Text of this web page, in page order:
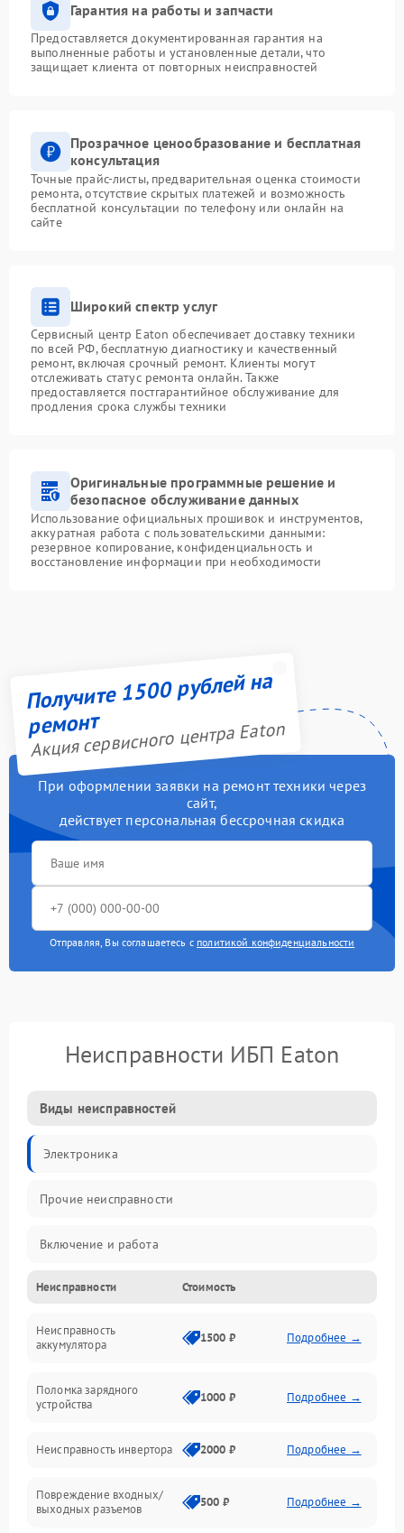
Гарантия на работы и запчасти
Предоставляется документированная гарантия на
выполненные работы и установленные детали, что
защищает клиента от повторных неисправностей
Прозрачное ценообразование и бесплатная
консультация
Точные прайс-листы, предварительная оценка стоимости
ремонта, отсутствие скрытых платежей и возможность
бесплатной консультации по телефону или онлайн на
сайте
Широкий спектр услуг
Сервисный центр Eaton обеспечивает доставку техники
по всей РФ, бесплатную диагностику и качественный
ремонт, включая срочный ремонт. Клиенты могут
отслеживать статус ремонта онлайн. Также
предоставляется постгарантийное обслуживание для
продления срока службы техники
Оригинальные программные решение и
безопасное обслуживание данных
Использование официальных прошивок и инструментов,
аккуратная работа с пользовательскими данными:
резервное копирование, конфиденциальность и
восстановление информации при необходимости
Получите 1500 рублей на
ремонт
Акция сервисного центра Eaton
При оформлении заявки на ремонт техники через
сайт,
действует персональная бессрочная скидка
Отправляя, Вы соглашаетесь с политикой конфиденциальности
Неисправности ИБП Eaton
Виды неисправностей
Электроника
Прочие неисправности
Включение и работа
Работа с нагрузкой
Звук и индикация
Механические повреждения
Неисправности Стоимость
Неисправность
аккумулятора
1500 ₽ Подробнее →
Поломка зарядного
устройства
1000 ₽ Подробнее →
Неисправность инвертора 2000 ₽ Подробнее →
Повреждение входных/
выходных разъемов
500 ₽ Подробнее →